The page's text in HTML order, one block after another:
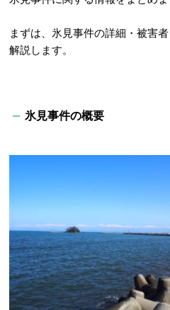
まずは、氷見事件の詳細・被害
解説します。
氷見事件の概要